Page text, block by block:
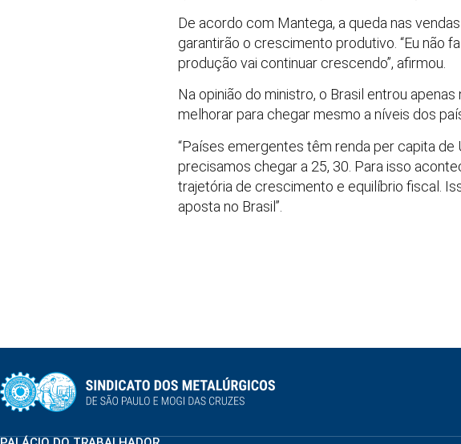
De acordo com Mantega, a queda nas
garantirão o crescimento produtivo. “Eu não
produção vai continuar crescendo”, afirmou.
Na opinião do ministro, o Brasil entrou
melhorar para chegar mesmo a níveis dos
“Países emergentes têm renda per capita de
precisamos chegar a 25, 30. Para isso
trajetória de crescimento e equilíbrio fiscal.
aposta no Brasil”.